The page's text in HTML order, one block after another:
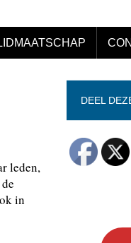
leden,
in
DEEL